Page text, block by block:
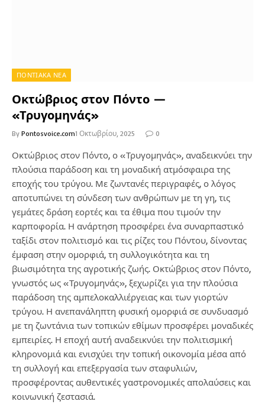
ΠΟΝΤΙΑΚΑ ΝΕΑ
Οκτώβριος στον Πόντο —
«Τρυγομηνάς»
By Pontosvoice.com1 Οκτωβρίου, 2025 0
Οκτώβριος στον Πόντο, ο «Τρυγομηνάς», αναδεικνύει την
πλούσια παράδοση και τη μοναδική ατμόσφαιρα της
εποχής του τρύγου. Με ζωντανές περιγραφές, ο λόγος
αποτυπώνει τη σύνδεση των ανθρώπων με τη γη, τις
γεμάτες δράση εορτές και τα έθιμα που τιμούν την
καρποφορία. Η ανάρτηση προσφέρει ένα συναρπαστικό
ταξίδι στον πολιτισμό και τις ρίζες του Πόντου, δίνοντας
έμφαση στην ομορφιά, τη συλλογικότητα και τη
βιωσιμότητα της αγροτικής ζωής. Οκτώβριος στον Πόντο,
γνωστός ως «Τρυγομηνάς», ξεχωρίζει για την πλούσια
παράδοση της αμπελοκαλλιέργειας και των γιορτών
τρύγου. Η ανεπανάληπτη φυσική ομορφιά σε συνδυασμό
με τη ζωντάνια των τοπικών εθίμων προσφέρει μοναδικές
εμπειρίες. Η εποχή αυτή αναδεικνύει την πολιτισμική
κληρονομιά και ενισχύει την τοπική οικονομία μέσα από
τη συλλογή και επεξεργασία των σταφυλιών,
προσφέροντας αυθεντικές γαστρονομικές απολαύσεις και
κοινωνική ζεστασιά.